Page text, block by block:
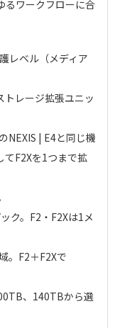
るワークフローに合
レベル（メディア
レージ拡張ユニッ
NEXIS | E4と同じ機
てF2Xを1つまで拡
ク。F2・F2Xは1メ
。F2＋F2Xで
、140TBから選